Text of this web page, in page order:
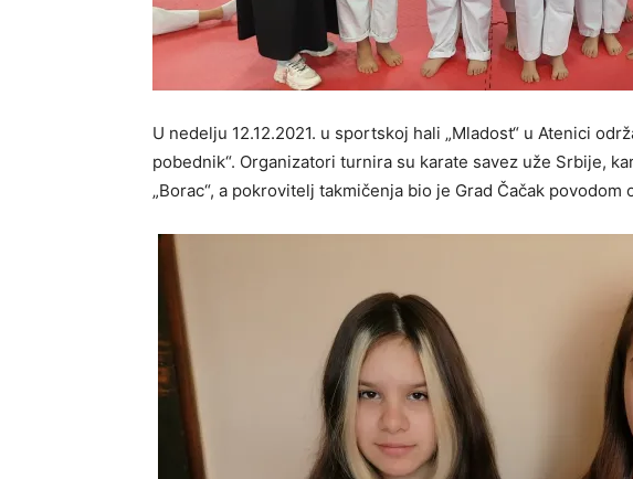
U nedelju 12.12.2021. u sportskoj hali „Mladost“ u Atenici
pobednik“. Organizatori turnira su karate savez uže Srbije,
„Borac“, a pokrovitelj takmičenja bio je Grad Čačak povodom